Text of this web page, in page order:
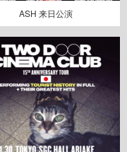
ASH 来日公演